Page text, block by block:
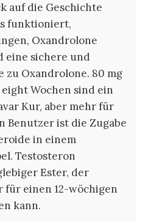
auf die Geschichte
funktioniert,
Oxandrolone
eine sichere und
Oxandrolone. 80 mg
Wochen sind ein
Kur, aber mehr für
Benutzer ist die Zugabe
in einem
Testosteron
Ester, der
für einen 12-wöchigen
kann.